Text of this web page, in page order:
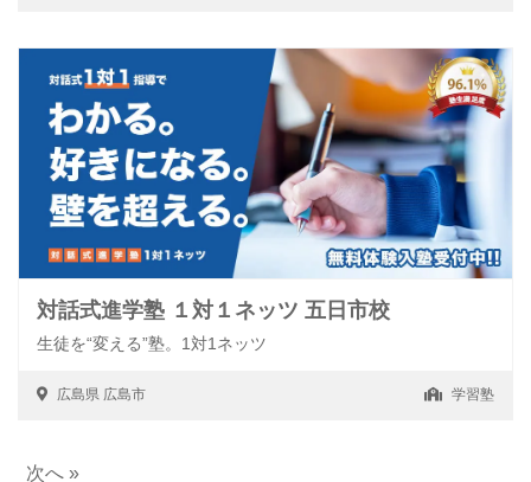
対話式進学塾 １対１ネッツ 五日市校
生徒を“変える”塾。1対1ネッツ
広島県 広島市 学習塾
次へ »